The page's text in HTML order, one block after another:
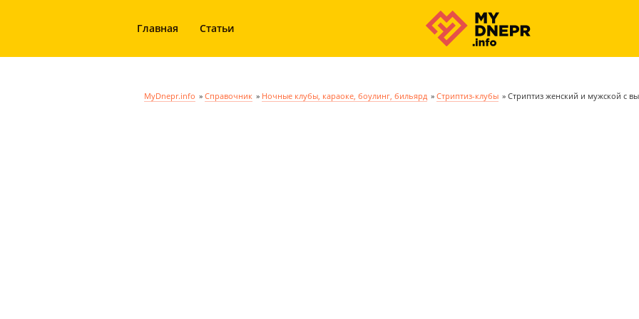
Главная Статьи
MyDnepr.info » Справочник » Ночные клубы, караоке, боулинг, бильярд » Стриптиз-клубы » Стриптиз женский и мужской с